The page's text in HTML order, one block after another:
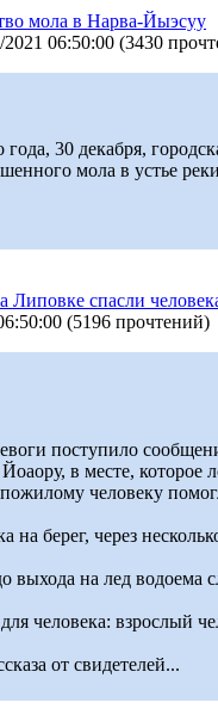
мола в Нарва-Йыэсуу
2021 06:50:00 (3430
года, 30 декабря,
мола в устье
спасли
(5196 прочтений)
поступило
в месте,
человеку
на берег, через
выхода на лед водоема
человека: взрослый
от свидетелей...